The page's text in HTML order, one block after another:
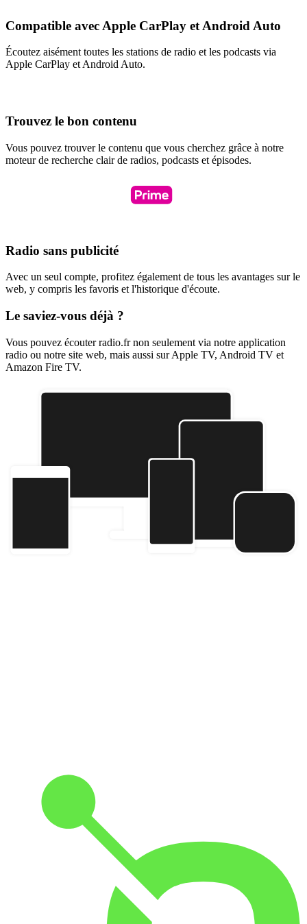
Compatible avec Apple CarPlay et Android Auto
Écoutez aisément toutes les stations de radio et les podcasts via
Apple CarPlay et Android Auto.
Trouvez le bon contenu
Vous pouvez trouver le contenu que vous cherchez grâce à notre
moteur de recherche clair de radios, podcasts et épisodes.
Radio sans publicité
Avec un seul compte, profitez également de tous les avantages sur le
web, y compris les favoris et l'historique d'écoute.
Le saviez-vous déjà ?
Vous pouvez écouter radio.fr non seulement via notre application
radio ou notre site web, mais aussi sur Apple TV, Android TV et
Amazon Fire TV.